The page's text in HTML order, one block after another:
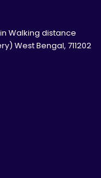
Walking distance
West Bengal, 711202